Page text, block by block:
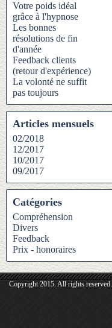
Votre poids idéal
grâce à l'hypnose
Les bonnes
résolutions de fin
d'année
Feedback clients
(retour d'expérience)
La volonté ne suffit
pas toujours
Articles mensuels
02/2018
12/2017
10/2017
09/2017
Catégories
Compréhension
Divers
Feedback
Prix - honoraires
Copyright 2015. All rights reserved.